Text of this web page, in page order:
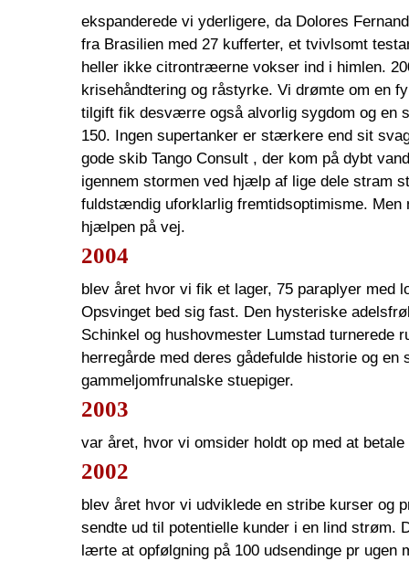
ekspanderede vi yderligere, da Dolores
fra Brasilien med 27 kufferter, et tvivlsomt
heller ikke citrontræerne vokser ind i himlen.
krisehåndtering og råstyrke. Vi drømte om en
tilgift fik desværre også alvorlig sygdom og en
150. Ingen supertanker er stærkere end sit
gode skib Tango Consult , der kom på dybt
igennem stormen ved hjælp af lige dele stram
fuldstændig uforklarlig fremtidsoptimisme. Men
hjælpen på vej.
2004
blev året hvor vi fik et lager, 75 paraplyer med
Opsvinget bed sig fast. Den hysteriske
Schinkel og hushovmester Lumstad turnerede
herregårde med deres gådefulde historie og en
gammeljomfrunalske stuepiger.
2003
var året, hvor vi omsider holdt op med at
2002
blev året hvor vi udviklede en stribe kurser og
sendte ud til potentielle kunder i en lind strøm.
lærte at opfølgning på 100 udsendinge pr ugen